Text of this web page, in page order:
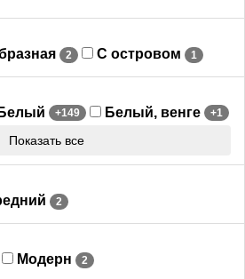
2 С островом 1
Белый +149 Белый, венге +1
Показать все
2
Модерн 2